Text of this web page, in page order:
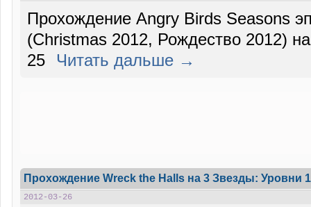
Прохождение Angry Birds Seasons
(Christmas 2012, Рождество 2012)
25
Читать дальше →
Прохождение Wreck the Halls на 3 Звезды: Уровни
2012-03-26